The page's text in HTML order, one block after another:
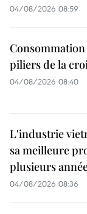
04/08/2026 08:59
piliers de la
04/08/2026 08:40
L'industrie
sa meilleure
plusieurs
04/08/2026 08:36